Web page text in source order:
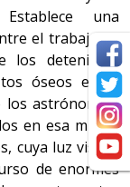
una
el trabajo de
los detenidos-
óseos en el
los astrónomos,
en esa misma
cuya luz visible
de enormes